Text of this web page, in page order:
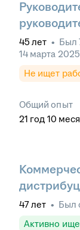
45 лет • Был
14 марта 2025
Не ищет
Общий опыт
21 год 10
47лет • Был
Активно